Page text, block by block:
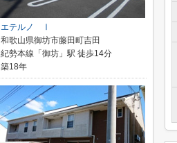
エテルノ Ⅰ
和歌山県御坊市藤田町吉田
紀勢本線「御坊」駅 徒歩14分
築18年